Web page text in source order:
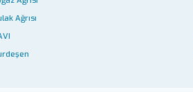
Ağrısı